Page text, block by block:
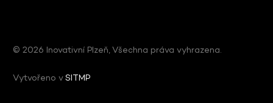
© 2026 Inovativní Plzeň, Všechna práva vyhrazena.
Vytvořeno vSITMP